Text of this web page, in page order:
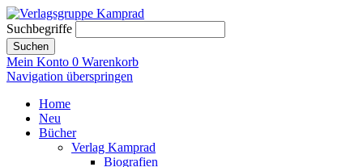
Suchbegriffe
Suchen
Mein Konto 0 Warenkorb
Navigation überspringen
Home
Neu
Bücher
Verlag Kamprad
Biografien